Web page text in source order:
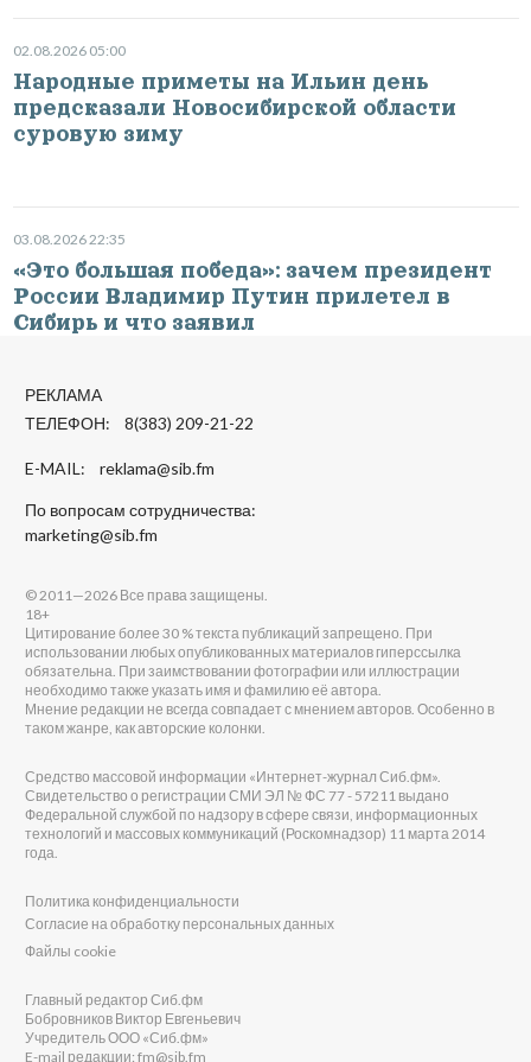
02.08.2026 05:00
Народные приметы на Ильин день
предсказали Новосибирской области
суровую зиму
03.08.2026 22:35
«Это большая победа»: зачем президент
России Владимир Путин прилетел в
Сибирь и что заявил
РЕКЛАМА
ТЕЛЕФОН: 8(383) 209-21-22
E-MAIL: reklama@sib.fm
По вопросам сотрудничества:
marketing@sib.fm
© 2011—2026 Все права защищены.
18+
Цитирование более 30 % текста публикаций запрещено. При
использовании любых опубликованных материалов гиперссылка
обязательна. При заимствовании фотографии или иллюстрации
необходимо также указать имя и фамилию её автора.
Мнение редакции не всегда совпадает с мнением авторов. Особенно в
таком жанре, как авторские колонки.
Средство массовой информации «Интернет-журнал Сиб.фм».
Свидетельство о регистрации СМИ ЭЛ № ФС 77 - 57211 выдано
Федеральной службой по надзору в сфере связи, информационных
технологий и массовых коммуникаций (Роскомнадзор) 11 марта 2014
года.
Политика конфиденциальности
Согласие на обработку персональных данных
Файлы cookie
Главный редактор Сиб.фм
Бобровников Виктор Евгеньевич
Учредитель ООО «Сиб.фм»
E-mail редакции: fm@sib.fm